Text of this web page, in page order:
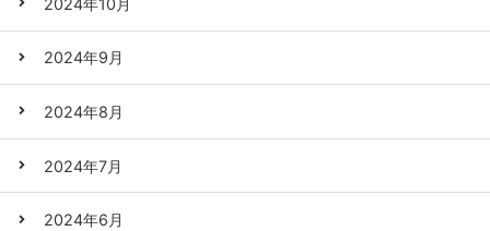
2024年9月
2024年8月
2024年7月
2024年6月